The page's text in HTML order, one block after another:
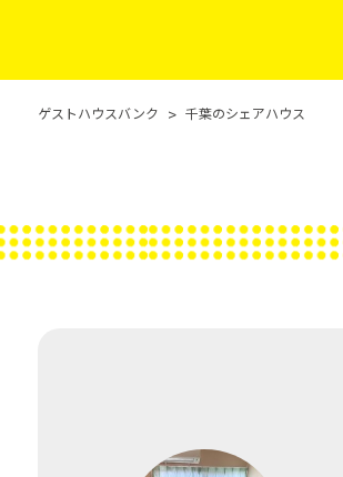
ゲストハウスバンク > 千葉のシェアハウス